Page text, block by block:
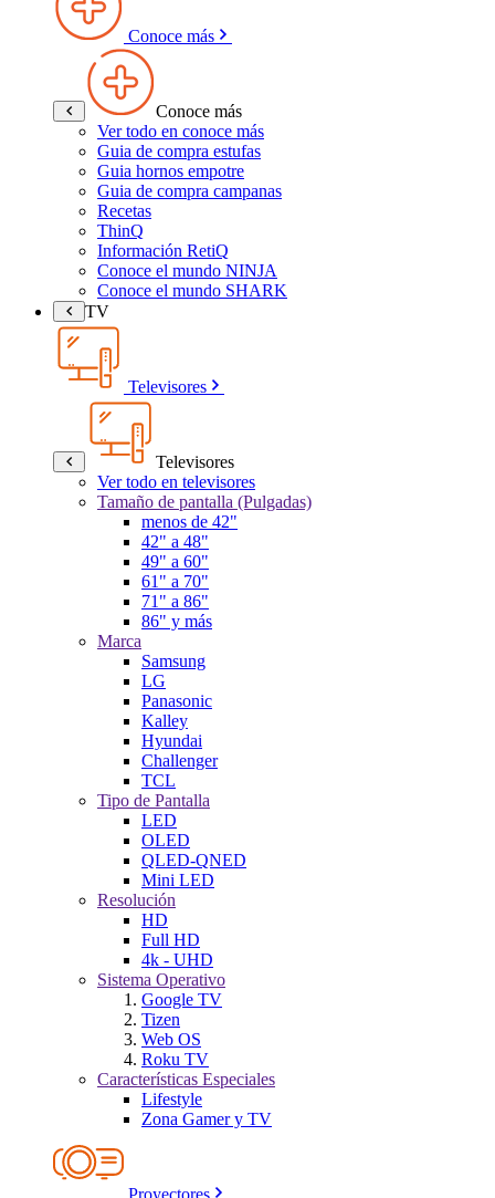
Conoce más
Conoce más
Ver todo en conoce más
Guia de compra estufas
Guia hornos empotre
Guia de compra campanas
Recetas
ThinQ
Información RetiQ
Conoce el mundo NINJA
Conoce el mundo SHARK
TV
Televisores
Televisores
Ver todo en televisores
Tamaño de pantalla (Pulgadas)
menos de 42"
42" a 48"
49" a 60"
61" a 70"
71" a 86"
86" y más
Marca
Samsung
LG
Panasonic
Kalley
Hyundai
Challenger
TCL
Tipo de Pantalla
LED
OLED
QLED-QNED
Mini LED
Resolución
HD
Full HD
4k - UHD
Sistema Operativo
Google TV
Tizen
Web OS
Roku TV
Características Especiales
Lifestyle
Zona Gamer y TV
Proyectores